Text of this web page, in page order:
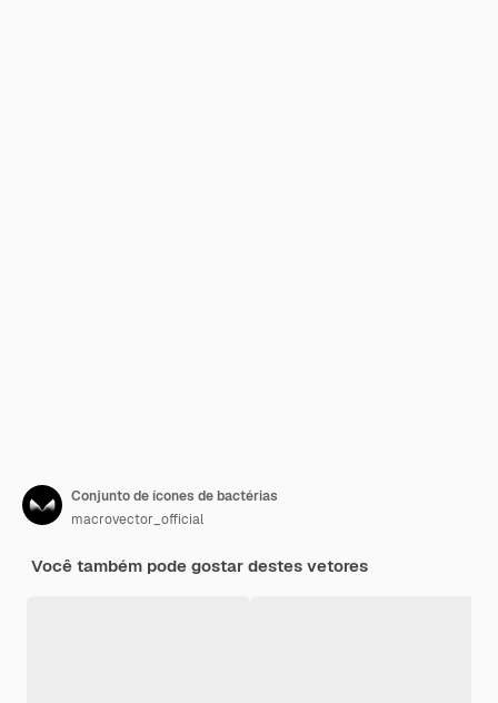
Conjunto de ícones de bactérias
macrovector_official
Você também pode gostar destes vetores